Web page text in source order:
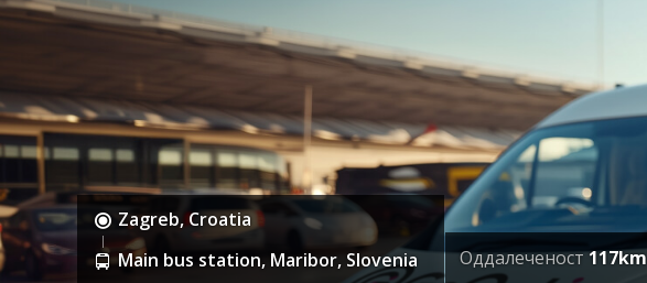
Zagreb, Croatia
Main bus station, Maribor, Slovenia
Оддалеченост117km